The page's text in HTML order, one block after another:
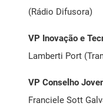
(Rádio Difusora)
VP Inovação e
Lamberti Port
VP Conselho
Franciele Sott